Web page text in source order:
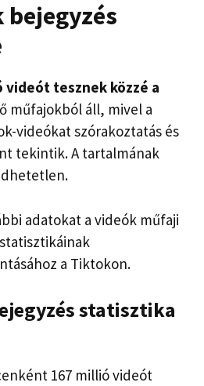
videót tesznek közzé a
műfajokból áll, mivel a
videókat szórakoztatás és
tekintik. A tartalmának
adatokat a videók műfaji
a Tiktokon.
statisztika
167 millió videót